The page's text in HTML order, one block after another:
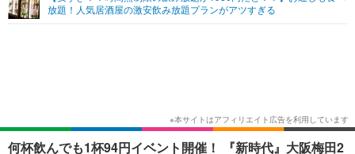
ショッピング その他
エンタメTOP 映画・ドラマ
ショッピング その他
ライフ放題！人気居酒屋の激安飲み放題プランがアツすぎる
何杯飲んでも1杯94円イベント開催！ 『新時代』大阪梅田2